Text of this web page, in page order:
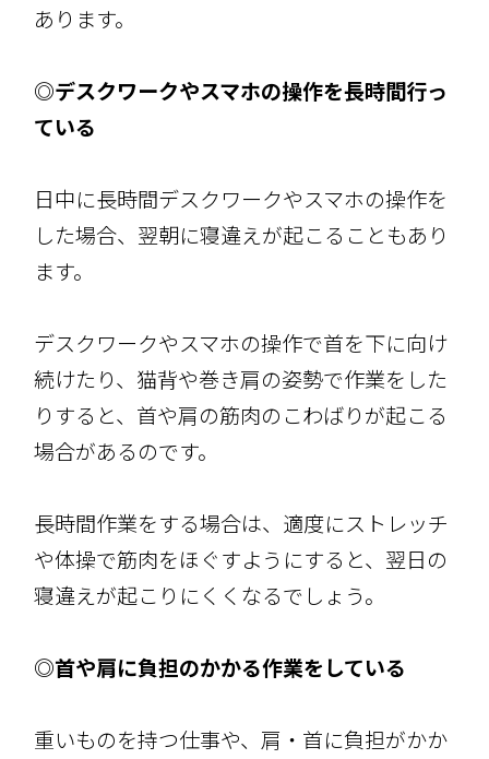
あります。
◎デスクワークやスマホの操作を長時間行っ
ている
日中に長時間デスクワークやスマホの操作を
した場合、翌朝に寝違えが起こることもあり
ます。
デスクワークやスマホの操作で首を下に向け
続けたり、猫背や巻き肩の姿勢で作業をした
りすると、首や肩の筋肉のこわばりが起こる
場合があるのです。
長時間作業をする場合は、適度にストレッチ
や体操で筋肉をほぐすようにすると、翌日の
寝違えが起こりにくくなるでしょう。
◎首や肩に負担のかかる作業をしている
重いものを持つ仕事や、肩・首に負担がかか